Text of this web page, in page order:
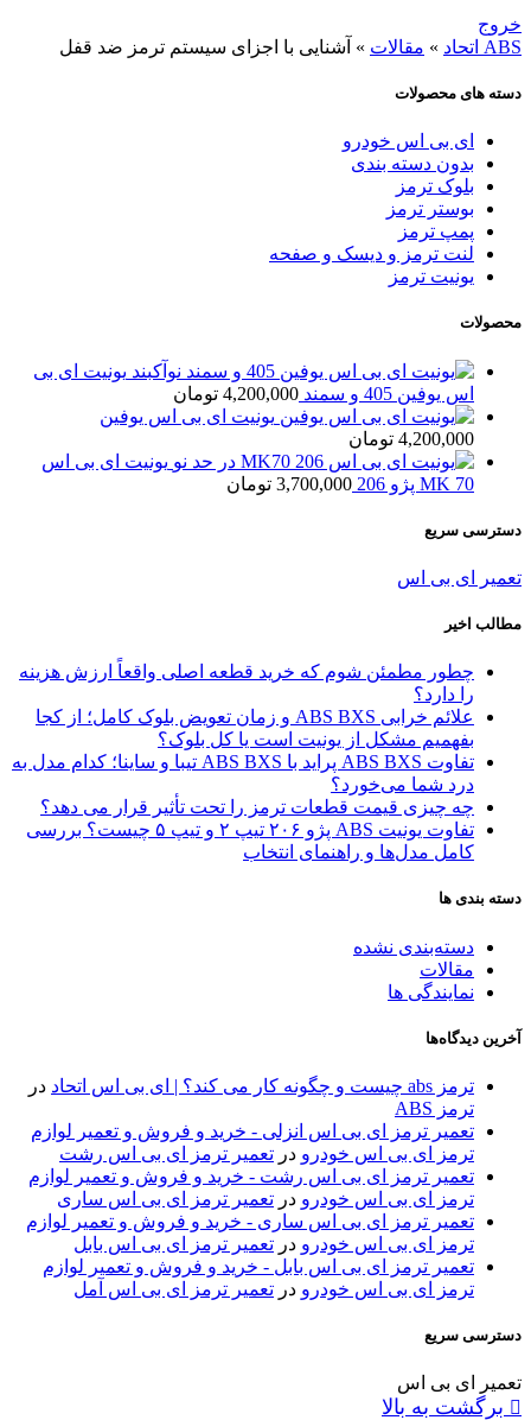
خروج
ABS اتحاد
» مقالات » آشنایی با اجزای سیستم ترمز ضد قفل
دسته های محصولات
ای بی اس خودرو
بدون دسته بندی
بلوک ترمز
بوستر ترمز
پمپ ترمز
لنت ترمز و دیسک و صفحه
یونیت ترمز
محصولات
یونیت ای بی
اس یوفین 405 و سمند
4,200,000 تومان
یونیت ای بی اس یوفین
4,200,000 تومان
یونیت ای بی اس
MK 70 پژو 206
3,700,000 تومان
دسترسی سریع
تعمیر ای بی اس
مطالب اخیر
چطور مطمئن شوم که خرید قطعه اصلی واقعاً ارزش هزینه
را دارد؟
علائم خرابی ABS BXS و زمان تعویض بلوک کامل؛ از کجا
بفهمیم مشکل از یونیت است یا کل بلوک؟
تفاوت ABS BXS پراید با ABS BXS تیبا و ساینا؛ کدام مدل به
درد شما می‌خورد؟
چه چیزی قیمت قطعات ترمز را تحت تأثیر قرار می دهد؟
تفاوت یونیت ABS پژو ۲۰۶ تیپ ۲ و تیپ ۵ چیست؟ بررسی
کامل مدل‌ها و راهنمای انتخاب
دسته بندی ها
دسته‌بندی نشده
مقالات
نمایندگی ها
آخرین دیدگاه‌ها
ترمز abs چیست و چگونه کار می کند؟ | ای بی اس اتحاد
در
ترمز ABS
تعمیر ترمز ای بی اس انزلی - خرید و فروش و تعمیر لوازم
ترمز ای بی اس خودرو در تعمیر ترمز ای بی اس رشت
تعمیر ترمز ای بی اس رشت - خرید و فروش و تعمیر لوازم
ترمز ای بی اس خودرو در تعمیر ترمز ای بی اس ساری
تعمیر ترمز ای بی اس ساری - خرید و فروش و تعمیر لوازم
ترمز ای بی اس خودرو در تعمیر ترمز ای بی اس بابل
تعمیر ترمز ای بی اس بابل - خرید و فروش و تعمیر لوازم
ترمز ای بی اس خودرو در تعمیر ترمز ای بی اس آمل
دسترسی سریع
تعمیر ای بی اس
برگشت به بالا